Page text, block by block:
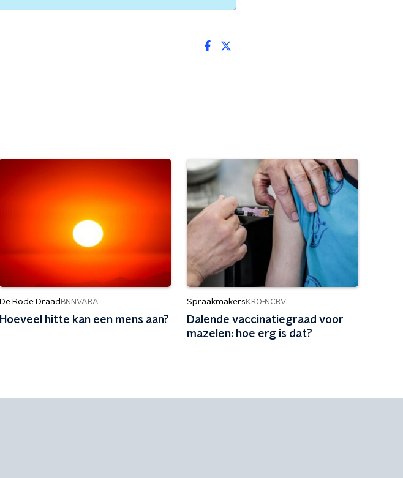
De Rode Draad BNNVARA
Hoeveel hitte kan een mens aan?
Spraakmakers KRO-NCRV
Dalende vaccinatiegraad voor
mazelen: hoe erg is dat?